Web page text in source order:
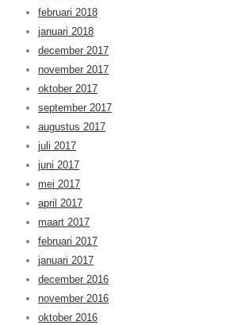
februari 2018
januari 2018
december 2017
november 2017
oktober 2017
september 2017
augustus 2017
juli 2017
juni 2017
mei 2017
april 2017
maart 2017
februari 2017
januari 2017
december 2016
november 2016
oktober 2016